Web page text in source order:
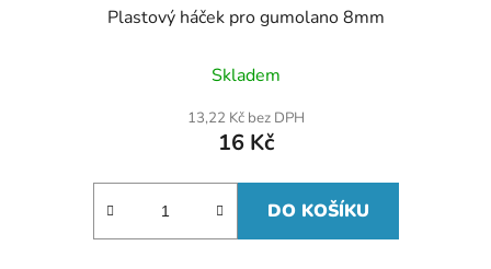
Plastový háček pro gumolano 8mm
Skladem
13,22 Kč bez DPH
16 Kč
DO KOŠÍKU